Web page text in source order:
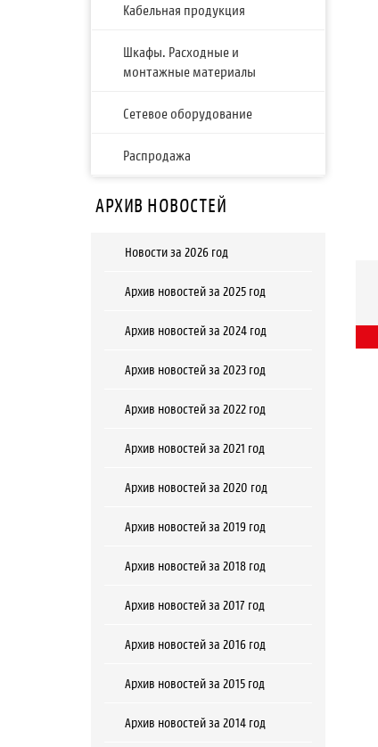
Кабельная продукция
Шкафы. Расходные и
монтажные материалы
Сетевое оборудование
Распродажа
АРХИВ НОВОСТЕЙ
Новости за 2026 год
Архив новостей за 2025 год
Архив новостей за 2024 год
Архив новостей за 2023 год
Архив новостей за 2022 год
Архив новостей за 2021 год
Архив новостей за 2020 год
Архив новостей за 2019 год
Архив новостей за 2018 год
Архив новостей за 2017 год
Архив новостей за 2016 год
Архив новостей за 2015 год
Архив новостей за 2014 год